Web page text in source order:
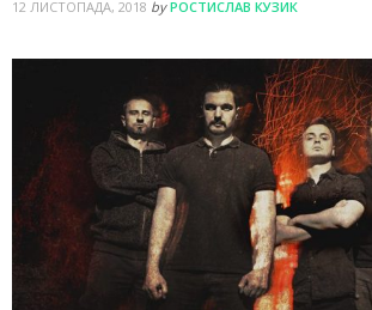
12 ЛИСТОПАДА, 2018 by РОСТИСЛАВ КУЗИК